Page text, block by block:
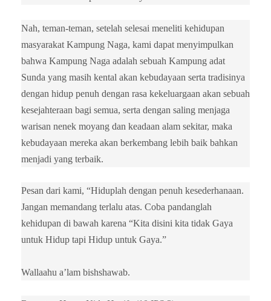
Nah, teman-teman, setelah selesai meneliti kehidupan
masyarakat Kampung Naga, kami dapat menyimpulkan
bahwa Kampung Naga adalah sebuah Kampung adat
Sunda yang masih kental akan kebudayaan serta tradisinya
dengan hidup penuh dengan rasa kekeluargaan akan sebuah
kesejahteraan bagi semua, serta dengan saling menjaga
warisan nenek moyang dan keadaan alam sekitar, maka
kebudayaan mereka akan berkembang lebih baik bahkan
menjadi yang terbaik.
Pesan dari kami, “Hiduplah dengan penuh kesederhanaan.
Jangan memandang terlalu atas. Coba pandanglah
kehidupan di bawah karena “Kita disini kita tidak Gaya
untuk Hidup tapi Hidup untuk Gaya.”
Wallaahu a’lam bishshawab.